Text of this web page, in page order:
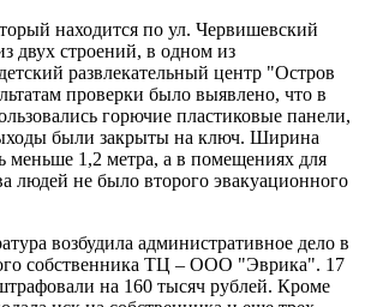
находится по ул. Червишевский
двух строений, в одном из
развлекательный центр "Остров
проверки было выявлено, что в
горючие пластиковые панели,
были закрыты на ключ. Ширина
меньше 1,2 метра, а в помещениях для
людей не было второго эвакуационного
возбудила административное дело в
собственника ТЦ – ООО "Эврика". 17
на 160 тысяч рублей. Кроме